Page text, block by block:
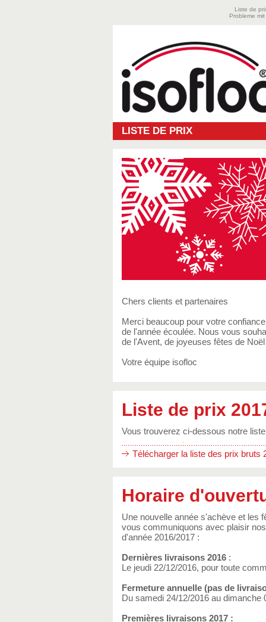
Liste de
Probleme
LISTE DE PRIX
Chers clients et partenaires
Merci beaucoup pour votre
de l'année écoulée. Nous vous
de l'Avent, de joyeuses fêtes de
Votre équipe isofloc
Liste de prix
Vous trouverez ci-dessous notre
Télécharger la liste des prix bruts
Horaire
Une nouvelle année s'achève et les
vous communiquons avec plaisir
d'année 2016/2017 :
Dernières livraisons 2016 :
Le jeudi 22/12/2016, pour toute
Fermeture annuelle (pas de
Du samedi 24/12/2016 au dimanche
Premières livraisons 2017 :